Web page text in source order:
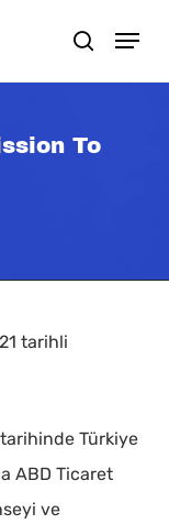
search
To
tarihli
tarihinde Türkiye
ABD Ticaret
ve